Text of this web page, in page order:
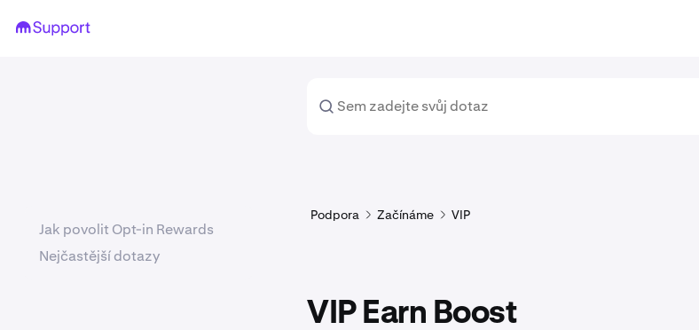
Podpora Začínáme VIP
VIP Earn Boost
Jak povolit Opt-in Rewards
Nejčastější dotazy